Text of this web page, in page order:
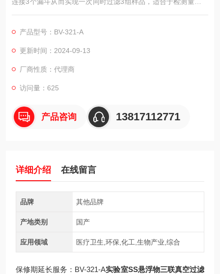
多的用户使用。过滤支架整体采用阳极铝合金材料，坚固耐用、
可用、噪音低、振动小；带有双重防废液倒吸保护设计，可以*杜
绝倒吸现象。
产品型号：BV-321-A
更新时间：2024-09-13
厂商性质：代理商
访问量：625
产品咨询 13817112771
详细介绍 在线留言
品牌 其他品牌
产地类别 国产
应用领域 医疗卫生,环保,化工,生物产业,综合
保修期延长服务：BV-321-A实验室SS悬浮物三联真空过滤